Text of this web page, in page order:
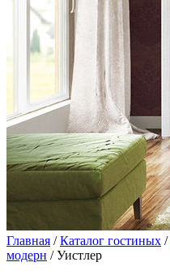
Главная /Каталог гостиных /
модерн / Уистлер